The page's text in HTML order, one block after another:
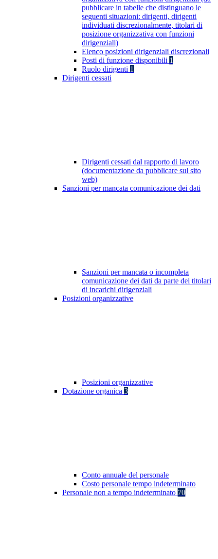
pubblicare in tabelle che distinguano le
seguenti situazioni: dirigenti, dirigenti
individuati discrezionalmente, titolari di
posizione organizzativa con funzioni
dirigenziali)
Elenco posizioni dirigenziali discrezionali
Posti di funzione disponibili 1
Ruolo dirigenti 1
Dirigenti cessati
Dirigenti cessati dal rapporto di lavoro
(documentazione da pubblicare sul sito
web)
Sanzioni per mancata comunicazione dei dati
Sanzioni per mancata o incompleta
comunicazione dei dati da parte dei titolari
di incarichi dirigenziali
Posizioni organizzative
Posizioni organizzative
Dotazione organica 3
Conto annuale del personale
Costo personale tempo indeterminato
Personale non a tempo indeterminato 70